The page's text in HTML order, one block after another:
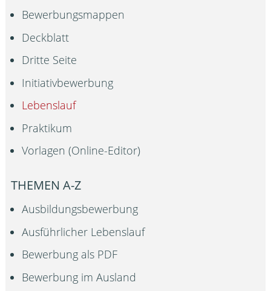
Bewerbungsmappen
Deckblatt
Dritte Seite
Initiativbewerbung
Lebenslauf
Praktikum
Vorlagen (Online-Editor)
THEMEN A-Z
Ausbildungsbewerbung
Ausführlicher Lebenslauf
Bewerbung als PDF
Bewerbung im Ausland